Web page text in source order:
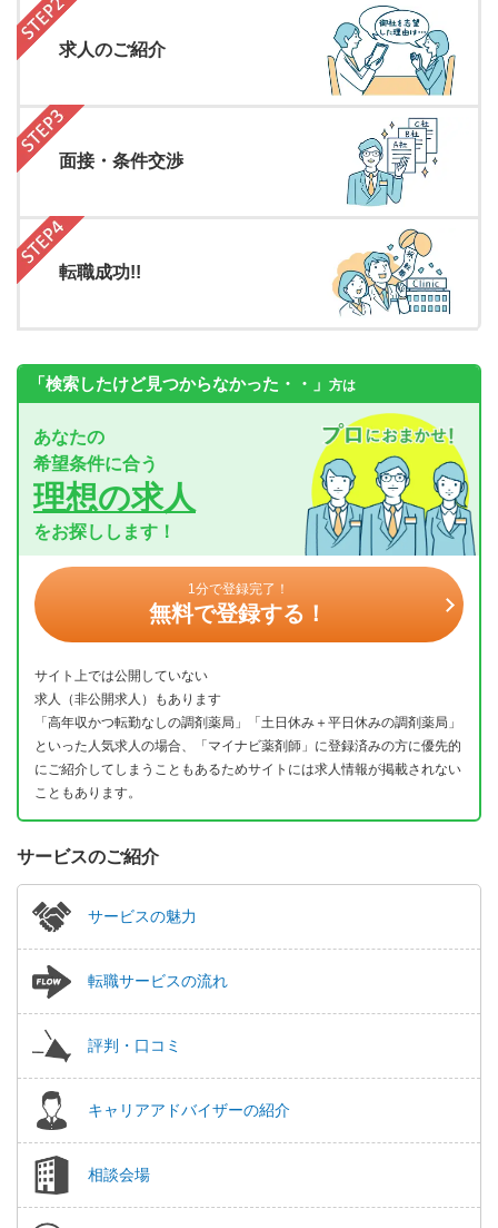
求人のご紹介
面接・条件交渉
転職成功!!
「検索したけど見つからなかった・・」 方は
あなたの
希望条件に合う
理想の求人
をお探しします！
1分で登録完了！
無料で登録する！
サイト上では公開していない
求人（非公開求人）もあります
「高年収かつ転勤なしの調剤薬局」「土日休み＋平日休みの調剤薬局」
といった人気求人の場合、「マイナビ薬剤師」に登録済みの方に優先的
にご紹介してしまうこともあるためサイトには求人情報が掲載されない
こともあります。
サービスのご紹介
サービスの魅力
転職サービスの流れ
評判・口コミ
キャリアアドバイザーの紹介
相談会場